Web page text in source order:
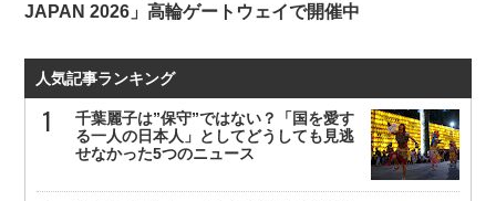
JAPAN 2026」高輪ゲートウェイで開催中
人気記事ランキング
千葉麗子は”保守”ではない？「国を愛す
る一人の日本人」としてどうしても見逃
せなかった5つのニュース